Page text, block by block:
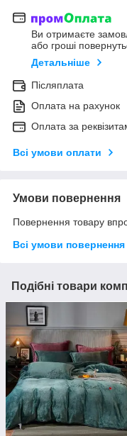
Ви отримаєте
або гроші
Детальніше
Післяплата
Оплата на рахунок
Оплата за
Всі умови оплати
Умови повернення
Повернення товару
Всі умови повернення
Подібні товари